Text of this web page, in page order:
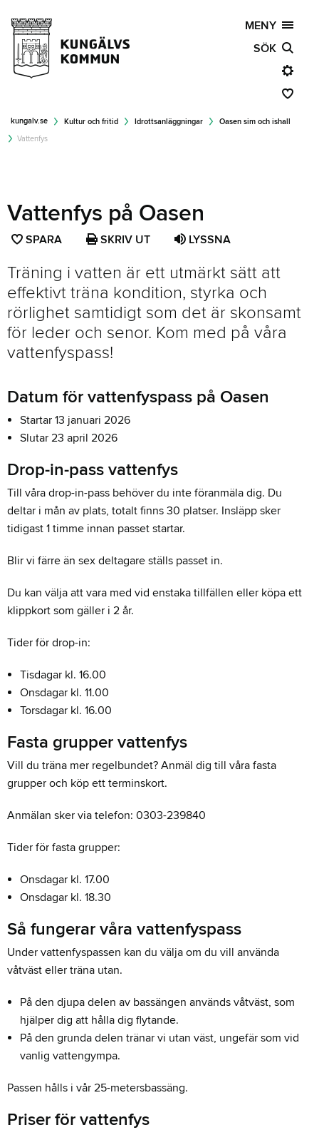
MENY
SÖK
kungalv.se Kultur och fritid Idrottsanläggningar
Oasen sim och ishall
Vattenfys
Vattenfys på Oasen
SPARA SPARA
SOM
FAVORIT
SKRIV UT LYSSNA
Träning i vatten är ett utmärkt sätt att
effektivt träna kondition, styrka och
rörlighet samtidigt som det är skonsamt
för leder och senor. Kom med på våra
vattenfyspass!
Datum för vattenfyspass på Oasen
Startar 13 januari 2026
Slutar 23 april 2026
Drop-in-pass vattenfys
Till våra drop-in-pass behöver du inte föranmäla dig. Du
deltar i mån av plats, totalt finns 30 platser. Insläpp sker
tidigast 1 timme innan passet startar.
Blir vi färre än sex deltagare ställs passet in.
Du kan välja att vara med vid enstaka tillfällen eller köpa ett
klippkort som gäller i 2 år.
Tider för drop-in:
Tisdagar kl. 16.00
Onsdagar kl. 11.00
Torsdagar kl. 16.00
Fasta grupper vattenfys
Vill du träna mer regelbundet? Anmäl dig till våra fasta
grupper och köp ett terminskort.
Anmälan sker via telefon: 0303-239840
Tider för fasta grupper:
Onsdagar kl. 17.00
Onsdagar kl. 18.30
Så fungerar våra vattenfyspass
Under vattenfyspassen kan du välja om du vill använda
våtväst eller träna utan.
På den djupa delen av bassängen används våtväst, som
hjälper dig att hålla dig flytande.
På den grunda delen tränar vi utan väst, ungefär som vid
vanlig vattengympa.
Passen hålls i vår 25-metersbassäng.
Priser för vattenfys